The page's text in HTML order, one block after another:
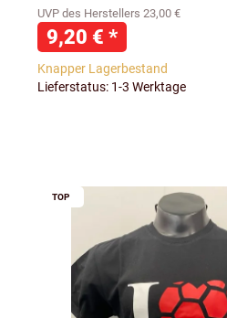
UVP des Herstellers 23,00 €
9,20 € *
Knapper Lagerbestand
Lieferstatus: 1-3 Werktage
TOP